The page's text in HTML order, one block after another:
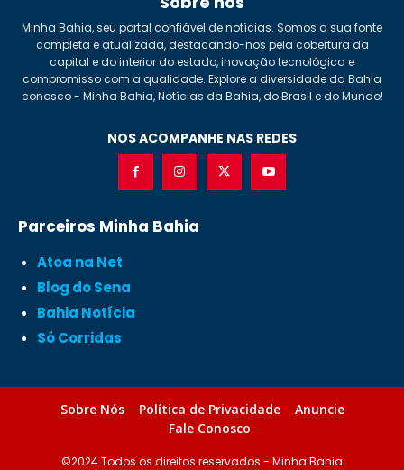
Minha Bahia, seu portal confiável de notícias. Somos a sua fonte
completa e atualizada, destacando-nos pela cobertura da
capital e do interior do estado, inovação tecnológica e
compromisso com a qualidade. Explore a diversidade da Bahia
conosco - Minha Bahia, Notícias da Bahia, do Brasil e do Mundo!
NOS ACOMPANHE NAS REDES
Parceiros Minha Bahia
Atoa na Net
Blog do Sena
Bahia Notícia
Só Corridas
Sobre Nós Política de Privacidade
Anuncie
Fale Conosco
©2024 Todos os direitos reservados - Minha Bahia